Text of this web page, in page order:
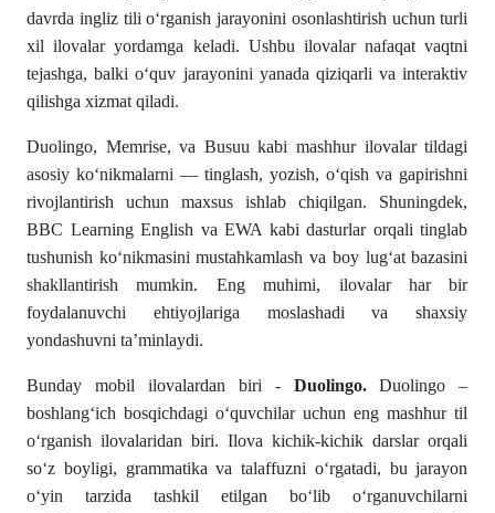
davrda ingliz tili o‘rganish jarayonini osonlashtirish uchun turli
xil ilovalar yordamga keladi. Ushbu ilovalar nafaqat vaqtni
tejashga, balki o‘quv jarayonini yanada qiziqarli va interaktiv
qilishga xizmat qiladi.
Duolingo, Memrise, va Busuu kabi mashhur ilovalar tildagi
asosiy ko‘nikmalarni — tinglash, yozish, o‘qish va gapirishni
rivojlantirish uchun maxsus ishlab chiqilgan. Shuningdek,
BBC Learning English va EWA kabi dasturlar orqali tinglab
tushunish ko‘nikmasini mustahkamlash va boy lug‘at bazasini
shakllantirish mumkin. Eng muhimi, ilovalar har bir
foydalanuvchi ehtiyojlariga moslashadi va shaxsiy
yondashuvni ta’minlaydi.
Bunday mobil ilovalardan biri - Duolingo.Duolingo –
boshlang‘ich bosqichdagi o‘quvchilar uchun eng mashhur til
o‘rganish ilovalaridan biri. Ilova kichik-kichik darslar orqali
so‘z boyligi, grammatika va talaffuzni o‘rgatadi, bu jarayon
o‘yin tarzida tashkil etilgan bo‘lib o‘rganuvchilarni